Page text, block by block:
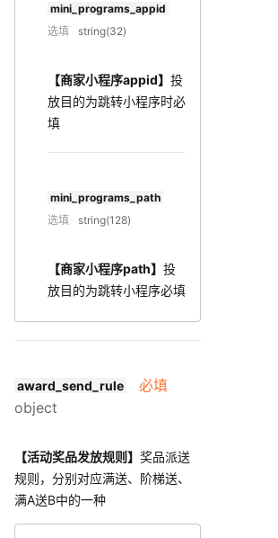
mini_programs_appid
选填
string(32)
【商家小程序appid】 投
放目的为跳转小程序时必
填
mini_programs_path
选填
string(128)
【商家小程序path】 投
放目的为跳转小程序必填
award_send_rule
必填
object
【活动奖品发放规则】 奖品派送
规则，分别对应满送、阶梯送、
满A送B中的一种